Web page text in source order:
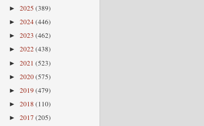
► 2025 (389)
► 2024(446)
► 2023 (462)
► 2022(438)
► 2021 (523)
► 2020(575)
► 2019(479)
► 2018 (110)
► 2017 (205)